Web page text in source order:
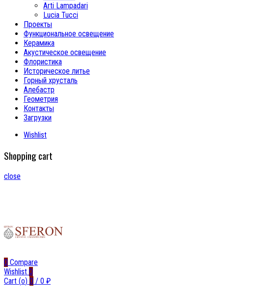
Arti Lampadari
Lucia Tucci
Проекты
Функциональное освещение
Керамика
Акустическое освещение
Флористика
Историческое литье
Горный хрусталь
Алебастр
Геометрия
Контакты
Загрузки
Wishlist
Shopping cart
close
0 Compare
Wishlist 0
Cart (o) 0 / 0 ₽